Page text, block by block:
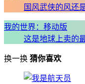
国风武侠的风还
我的世界：移动版
这是地球上卖的
换一换 猜你喜欢